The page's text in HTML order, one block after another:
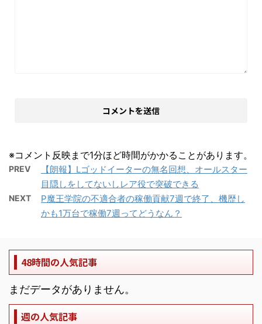
※コメント反映まで1分ほど時間がかかることがあります。
PREV
【朗報】Lゴッドイーターの無名回想、オールスター
目隠しをしてないしレア役で突破できる
NEXT
P魔王学院の不適合者の稼働貢献7週で終了、機歴し
かも1万台で稼働7週ってどうなん？
48時間の人気記事
まだデータがありません。
週の人気記事